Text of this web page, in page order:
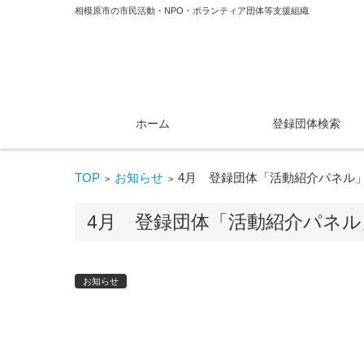
相模原市の市民活動・NPO・ボランティア団体等支援組織
ホーム 登録団体検索
TOP > お知らせ > 4月 登録団体「活動紹介パネル
4月 登録団体「活動紹介パネル
お知らせ